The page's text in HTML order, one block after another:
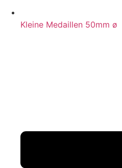
Kleine Medaillen 50mm ø